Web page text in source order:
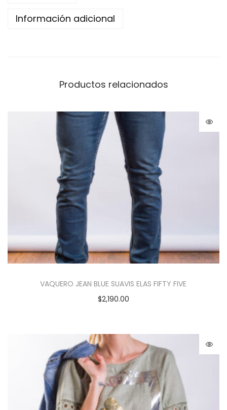
Información adicional
Productos relacionados
VAQUERO JEAN BLUE SUAVIS ELAS FIFTY FIVE
$2,190.00